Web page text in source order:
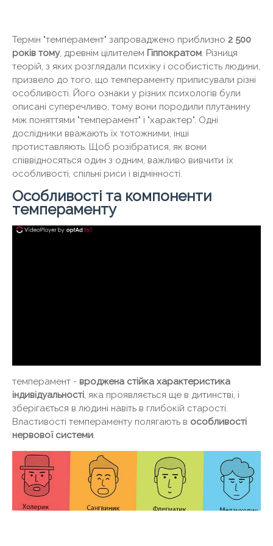
Термін "темперамент" запроваджено приблизно 2 500
років тому, древнім цілителем Гіппократом. Різниця
теорій, з яких розглядали психіку і особистість людини,
призвело до того, що темпераменту приписували різні
особливості. Його ознаки у різних психологів були
описані суперечливо, тому вони породили плутанину
між поняттями "темперамент" і "характер". Одні
дослідники вважають їх тотожними, інші
протиставляють. Щоб розібратися, як вони
співвідносяться один з одним, важливо вивчити їх
особливості, спільні риси і відмінності.
Особливості та компоненти
темпераменту
темперамент - вроджена стійка характеристика
індивідуальності , яка проявляється ще в дитинстві, і
зберігається в людині навіть в глибокій старості.
Властивості темпераменту полягають в особливості
нервової системи